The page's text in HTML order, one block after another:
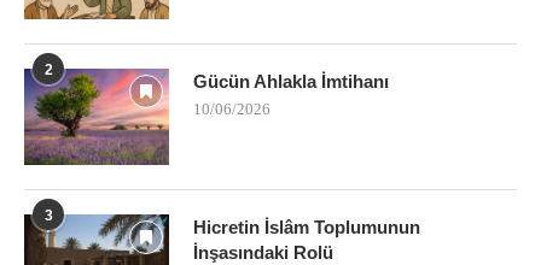
2
Gücün Ahlakla İmtihanı
10/06/2026
3
Hicretin İslâm Toplumunun
İnşasındaki Rolü